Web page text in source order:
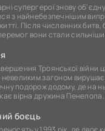
супергерої знову
з найнебезпечнішим
Після численних битв,
вони стали
Троянської війни
невеликим загоном вирушає
подорож додому, де на
вірна дружина
боєць